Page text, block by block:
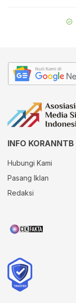
INFO KORANNTB
Hubungi Kami
Pasang Iklan
Redaksi